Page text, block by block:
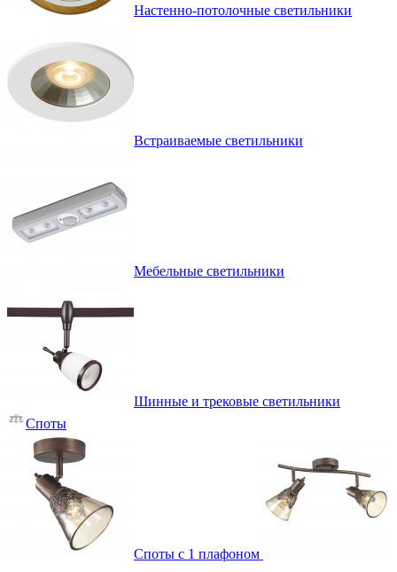
Настенно-потолочные светильники
Встраиваемые светильники
Мебельные светильники
Шинные и трековые светильники
Споты
Споты с 1 плафоном